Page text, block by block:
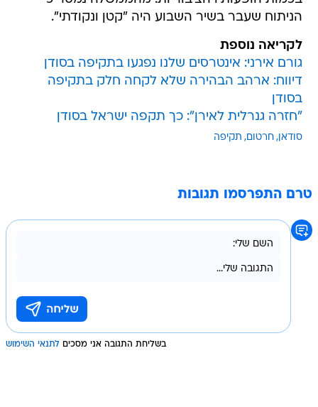
הניתוח שעבר בשיר השבוע היה "קטן ונקודתי".
לקריאה נוספת
גורם אירני: אינטרסים שלנו נפגעו בתקיפה בסודן
דיווח: ארהב הבהירה שלא לקחה חלק בתקיפה
בסודן
"חזרה גנרלית לאירן": כך תקפה ישראל בסודן
סודאן חרטום תקיפה
טרם התפרסמו תגובות
בשליחת התגובה אני מסכים לתנאי השימוש